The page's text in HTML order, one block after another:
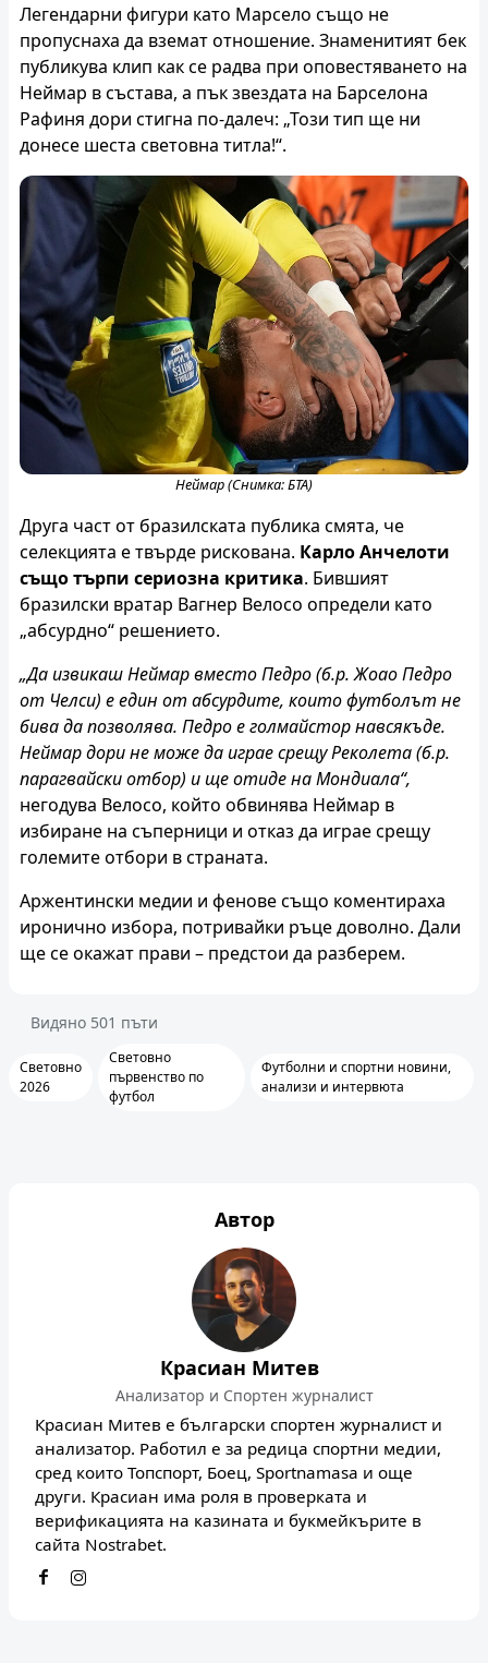
Легендарни фигури като Марсело също не
пропуснаха да вземат отношение. Знаменитият бек
публикува клип как се радва при оповестяването на
Неймар в състава, а пък звездата на Барселона
Рафиня дори стигна по-далеч: „Този тип ще ни
донесе шеста световна титла!“.
Неймар (Снимка: БТА)
Друга част от бразилската публика смята, че
селекцията е твърде рискована. Карло Анчелоти
също търпи сериозна критика. Бившият
бразилски вратар Вагнер Велосо определи като
„абсурдно“ решението.
„Да извикаш Неймар вместо Педро (б.р. Жоао Педро
от Челси) е един от абсурдите, които футболът не
бива да позволява. Педро е голмайстор навсякъде.
Неймар дори не може да играе срещу Реколета (б.р.
парагвайски отбор) и ще отиде на Мондиала“,
негодува Велосо, който обвинява Неймар в
избиране на съперници и отказ да играе срещу
големите отбори в страната.
Аржентински медии и фенове също коментираха
иронично избора, потривайки ръце доволно. Дали
ще се окажат прави – предстои да разберем.
Видяно 501 пъти
Световно
2026
Световно
първенство по
футбол
Футболни и спортни новини,
анализи и интервюта
Автор
Красиан Митев
Анализатор и Спортен журналист
Красиан Митев е български спортен журналист и
анализатор. Работил е за редица спортни медии,
сред които Топспорт, Боец, Sportnamasa и още
други. Красиан има роля в проверката и
верификацията на казината и букмейкърите в
сайта Nostrabet.